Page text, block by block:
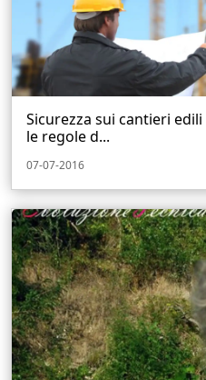
Sicurezza sui cantieri
le regole d...
07-07-2016